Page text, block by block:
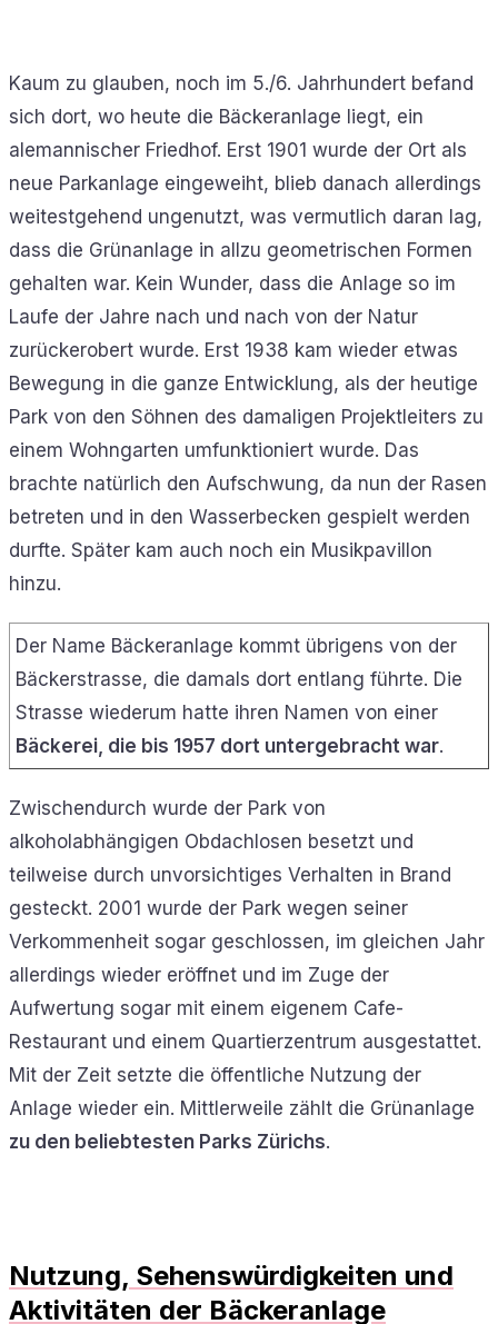
Kaum zu glauben, noch im 5./6. Jahrhundert befand
sich dort, wo heute die Bäckeranlage liegt, ein
alemannischer Friedhof. Erst 1901 wurde der Ort als
neue Parkanlage eingeweiht, blieb danach allerdings
weitestgehend ungenutzt, was vermutlich daran lag,
dass die Grünanlage in allzu geometrischen Formen
gehalten war. Kein Wunder, dass die Anlage so im
Laufe der Jahre nach und nach von der Natur
zurückerobert wurde. Erst 1938 kam wieder etwas
Bewegung in die ganze Entwicklung, als der heutige
Park von den Söhnen des damaligen Projektleiters zu
einem Wohngarten umfunktioniert wurde. Das
brachte natürlich den Aufschwung, da nun der Rasen
betreten und in den Wasserbecken gespielt werden
durfte. Später kam auch noch ein Musikpavillon
hinzu.
Der Name Bäckeranlage kommt übrigens von der
Bäckerstrasse, die damals dort entlang führte. Die
Strasse wiederum hatte ihren Namen von einer
Bäckerei, die bis 1957 dort untergebracht war.
Zwischendurch wurde der Park von
alkoholabhängigen Obdachlosen besetzt und
teilweise durch unvorsichtiges Verhalten in Brand
gesteckt. 2001 wurde der Park wegen seiner
Verkommenheit sogar geschlossen, im gleichen Jahr
allerdings wieder eröffnet und im Zuge der
Aufwertung sogar mit einem eigenem Cafe-
Restaurant und einem Quartierzentrum ausgestattet.
Mit der Zeit setzte die öffentliche Nutzung der
Anlage wieder ein. Mittlerweile zählt die Grünanlage
zu den beliebtesten Parks Zürichs.
Nutzung, Sehenswürdigkeiten und
Aktivitäten der Bäckeranlage